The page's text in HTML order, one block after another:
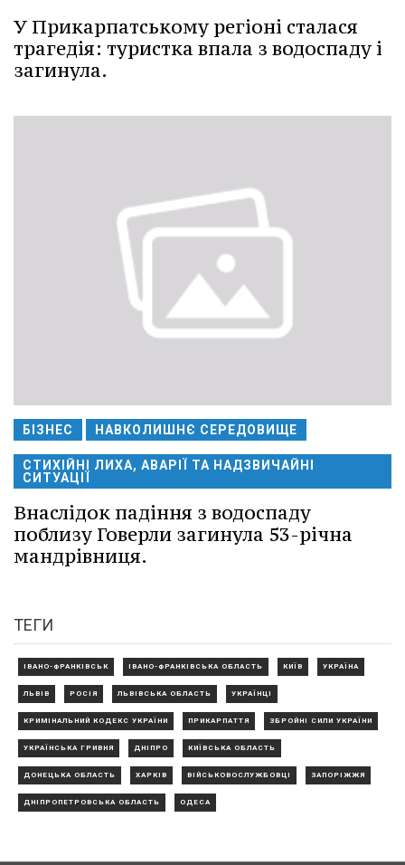
У Прикарпатському регіоні сталася
трагедія: туристка впала з водоспаду і
загинула.
БІЗНЕС НАВКОЛИШНЄ СЕРЕДОВИЩЕ
СТИХІЙНІ ЛИХА, АВАРІЇ ТА НАДЗВИЧАЙНІ
СИТУАЦІЇ
Внаслідок падіння з водоспаду
поблизу Говерли загинула 53-річна
мандрівниця.
ТЕГИ
ІВАНО-ФРАНКІВСЬК ІВАНО-ФРАНКІВСЬКА ОБЛАСТЬ КИЇВ УКРАЇНА
ЛЬВІВ РОСІЯ ЛЬВІВСЬКА ОБЛАСТЬ УКРАЇНЦІ
КРИМІНАЛЬНИЙ КОДЕКС УКРАЇНИ ПРИКАРПАТТЯ ЗБРОЙНІ СИЛИ УКРАЇНИ
УКРАЇНСЬКА ГРИВНЯ ДНІПРО КИЇВСЬКА ОБЛАСТЬ
ДОНЕЦЬКА ОБЛАСТЬ ХАРКІВ ВІЙСЬКОВОСЛУЖБОВЦІ ЗАПОРІЖЖЯ
ДНІПРОПЕТРОВСЬКА ОБЛАСТЬ ОДЕСА